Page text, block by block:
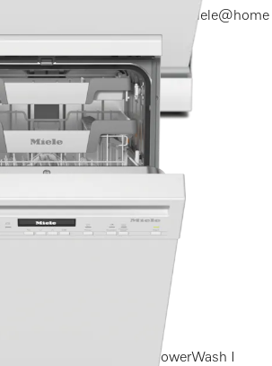
Körbe I AutoDos I Miele@home
Körbe I QuickPowerWash I